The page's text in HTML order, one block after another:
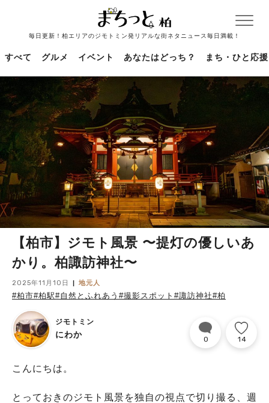
毎日更新！柏エリアのジモトミン発リアルな街ネタニュース毎日満載！
すべて グルメ イベント あなたはどっち？ まち・ひと応援
【柏市】ジモト風景 〜提灯の優しいあ
かり。柏諏訪神社〜
2025年11月10日 地元人
#柏市#柏駅#自然とふれあう #撮影スポット #諏訪神社#柏
ジモトミン
にわか 0 14
こんにちは。
とっておきのジモト風景を独自の視点で切り撮る、週